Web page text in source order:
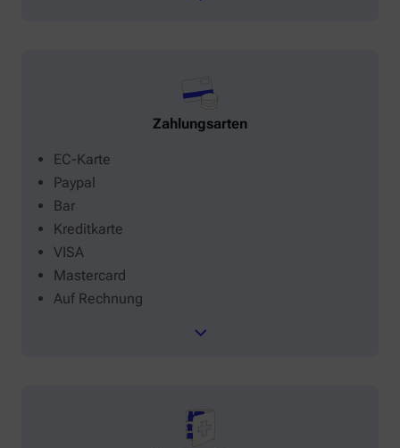
Zahlungsarten
EC-Karte
Paypal
Bar
Kreditkarte
VISA
Mastercard
Auf Rechnung